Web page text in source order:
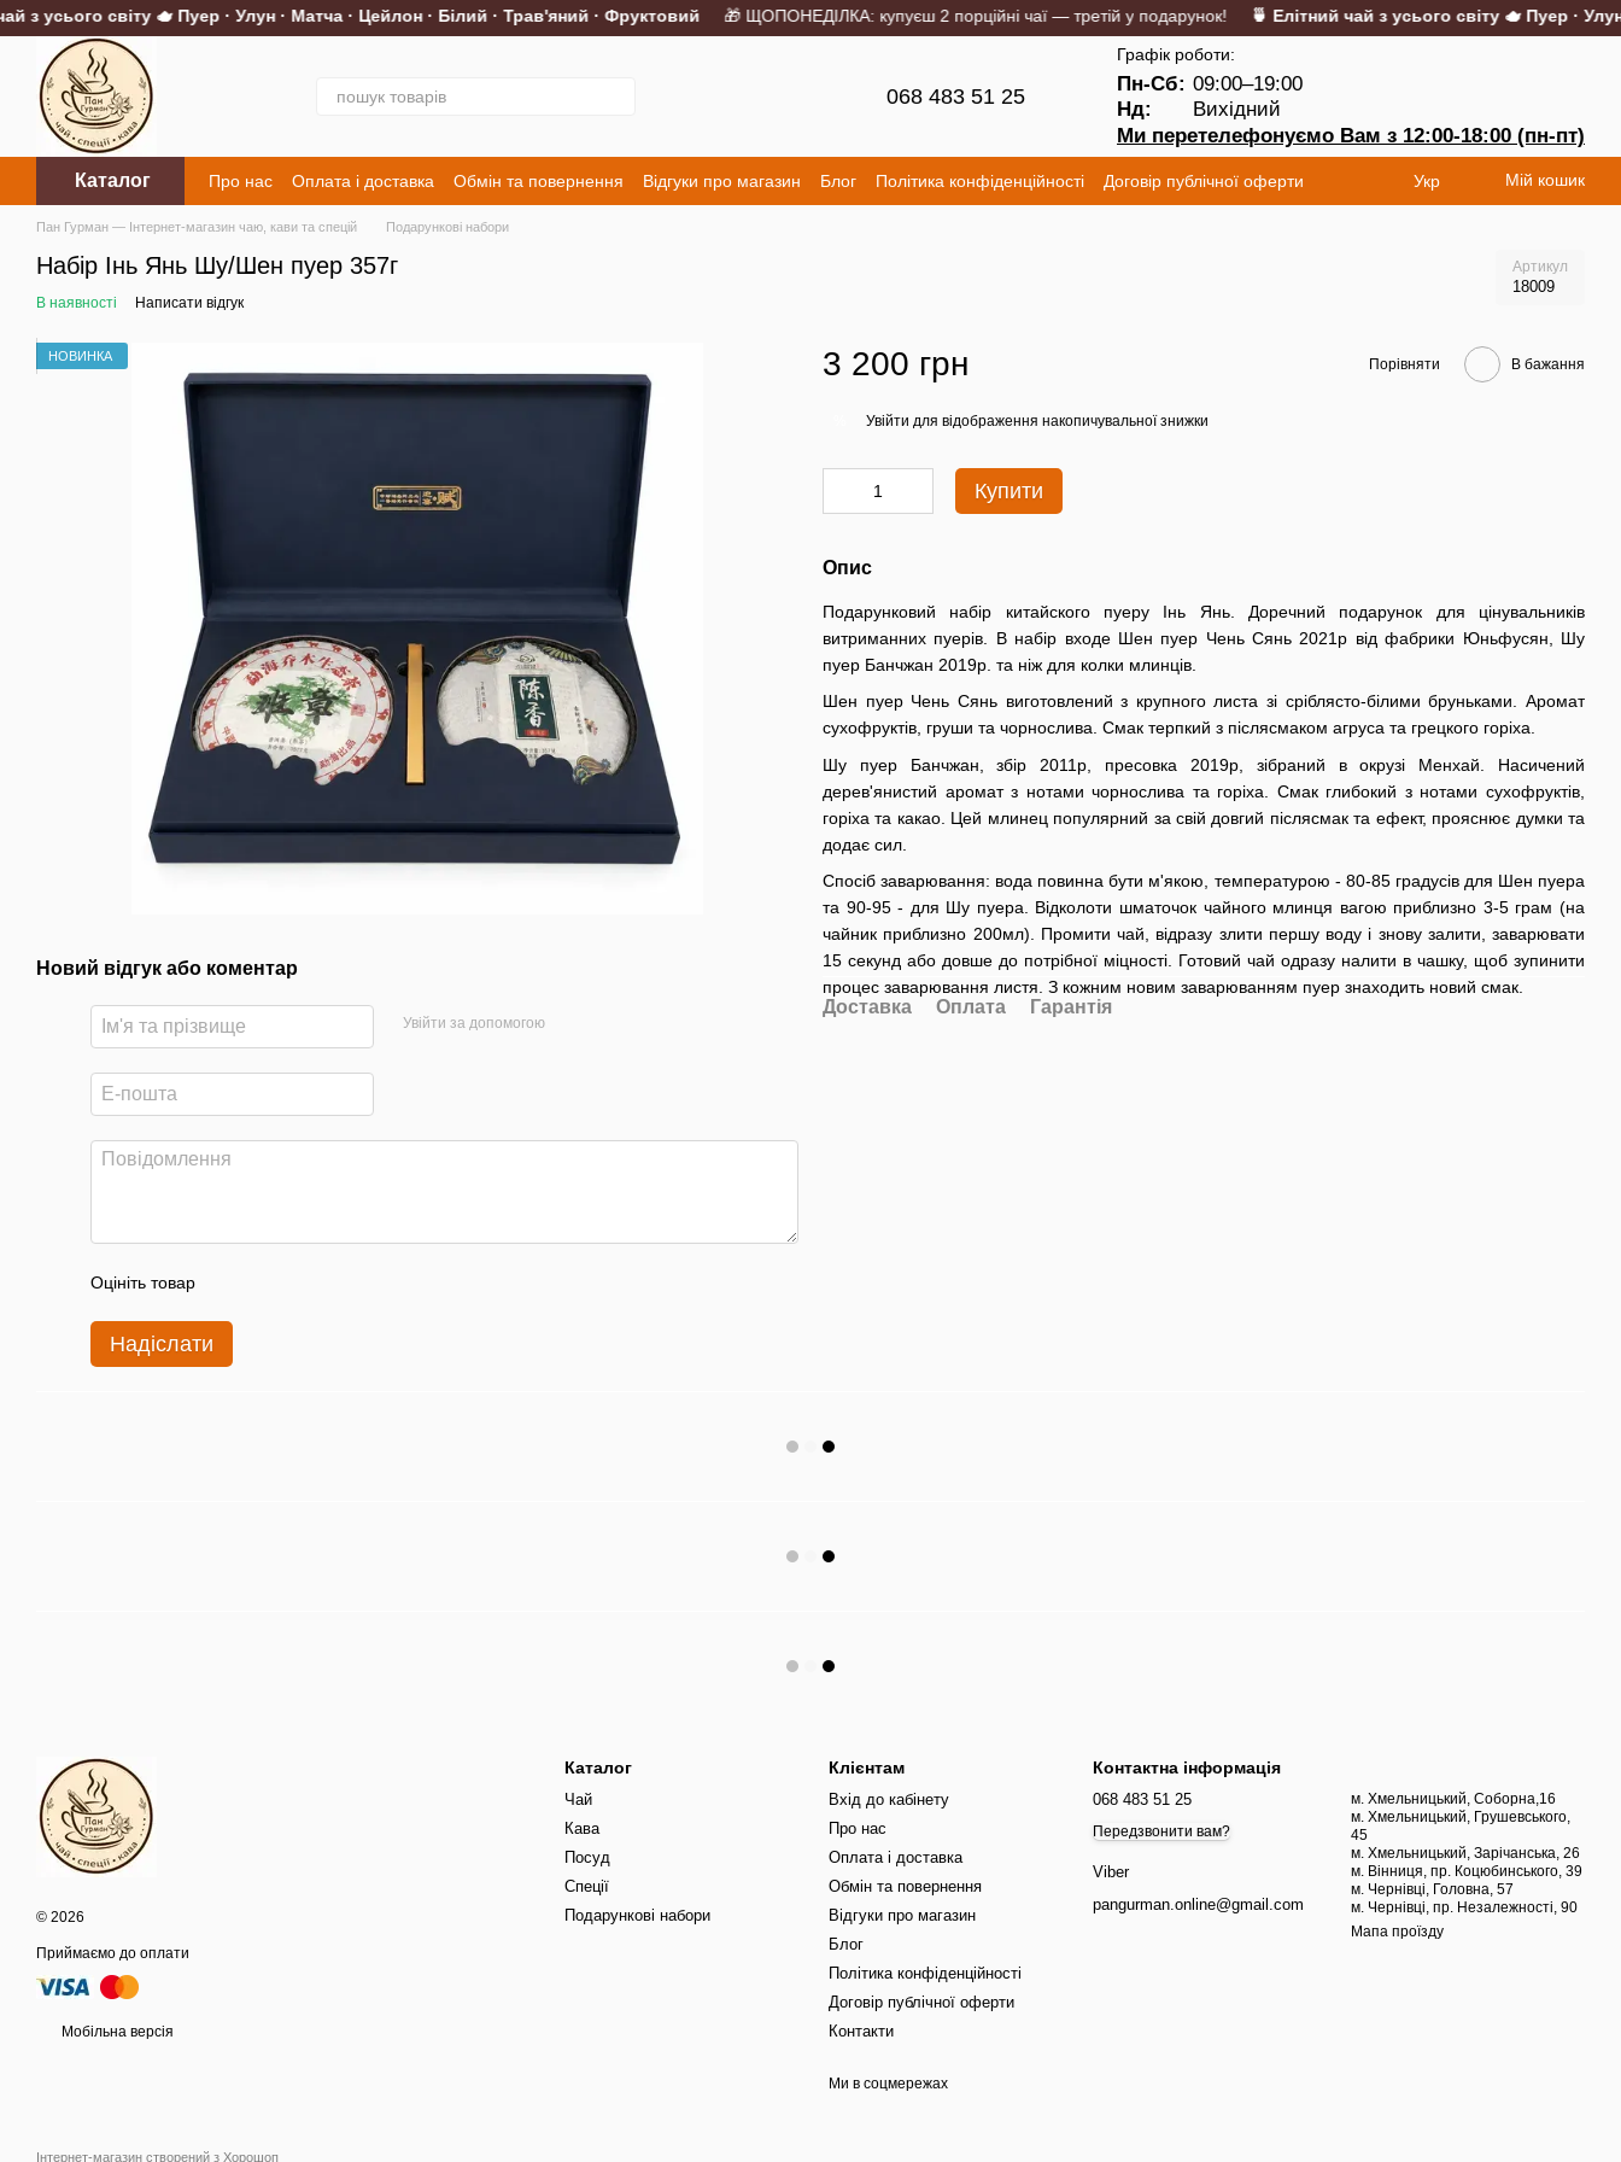
Перейти до основного контенту
усього світу 🫖 Пуер · Улун · Матча · Цейлон · Білий · Трав'яний · Фруктовий🎁 ЩОПОНЕДІЛКА: купуєш 2 порційні чаї — третій у подарунок!🍵 Елітний чай з усього світу 🫖 Пуер · Улун
068 483 51 25
Графік роботи:
Пн-Сб: 09:00–19:00
Нд:
Вихідний
Ми перетелефонуємо Вам з 12:00-18:00 (пн-пт)
Каталог Про нас Оплата і доставка Обмін та повернення Відгуки про магазин Блог Політика конфіденційності
Договір публічної оферти
Контакти
Укр Мій кошик
Пан Гурман — Інтернет-магазин чаю, кави та спецій Подарункові набори
Набір Інь Янь Шу/Шен пуер 357г Артикул
18009
В наявності Написати відгук
НОВИНКА
Новий відгук або коментар
Увійти за допомогою
Оцініть товар
Надіслати
3 200 грн Порівняти В бажання
Увійти для відображення накопичувальної знижки
Купити
Опис
Подарунковий набір китайского пуеру Інь Янь. Доречний подарунок для цінувальників
витриманних пуерів. В набір входе Шен пуер Чень Сянь 2021р від фабрики Юньфусян, Шу
пуер Банчжан 2019р. та ніж для колки млинців.
Шен пуер Чень Сянь виготовлений з крупного листа зі сріблясто-білими бруньками. Аромат
сухофруктів, груши та чорнослива. Смак терпкий з післясмаком агруса та грецкого горіха.
Шу пуер Банчжан, збір 2011р, пресовка 2019р, зібраний в окрузі Менхай. Насичений
дерев'янистий аромат з нотами чорнослива та горіха. Смак глибокий з нотами сухофруктів,
горіха та какао. Цей млинец популярний за свій довгий післясмак та ефект, прояснює думки та
додає сил.
Спосіб заварювання: вода повинна бути м'якою, температурою - 80-85 градусів для Шен пуера
та 90-95 - для Шу пуера. Відколоти шматочок чайного млинця вагою приблизно 3-5 грам (на
чайник приблизно 200мл). Промити чай, відразу злити першу воду і знову залити, заварювати
15 секунд або довше до потрібної міцності. Готовий чай одразу налити в чашку, щоб зупинити
процес заварювання листя. З кожним новим заварюванням пуер знаходить новий смак.
Доставка Оплата Гарантія
© 2026
Приймаємо до оплати
Мобільна версія
Інтернет-магазин створений з Хорошоп
Каталог
Чай
Кава
Посуд
Спеції
Подарункові набори
Клієнтам
Вхід до кабінету
Про нас
Оплата і доставка
Обмін та повернення
Відгуки про магазин
Блог
Політика конфіденційності
Договір публічної оферти
Контакти
Ми в соцмережах
Контактна інформація
068 483 51 25
Передзвонити вам?
Viber
pangurman.online@gmail.com
м. Хмельницький, Соборна,16
м. Хмельницький, Грушевського,
45
м. Хмельницький, Зарічанська, 26
м. Вінниця, пр. Коцюбинського, 39
м. Чернівці, Головна, 57
м. Чернівці, пр. Незалежності, 90
Мапа проїзду